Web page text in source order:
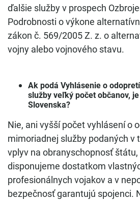
ďalšie služby v prospech
Podrobnosti o výkone
zákon č. 569/2005 Z. z. o
vojny alebo vojnového stavu.
Ak podá Vyhlásenie o
služby veľký počet občanov,
Slovenska?
Nie, ani vyšší počet vyhlásení o
mimoriadnej služby podaných v
vplyv na obranyschopnosť
disponujeme dostatkom
profesionálnych vojakov a v
bezpečnosť garantujú spojenci.